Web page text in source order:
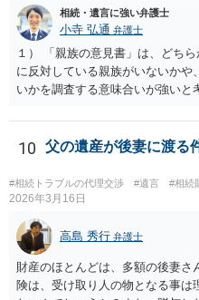
捺印する前に、相談者様も別の弁
もいいと思います。 ⑵振込先が弁
護士の預り口座を振込先とする
います。
相続・遺言に強い弁護士
小寺 弘通 弁護士
１） 「親族の意見書」は、どち
に反対している親族がいないかや
いかを調査する意味合いが強い
す。 ２） 場合によっては、介護
後見人から相談があることも考
くなりになった場合、相続人と
相続放棄されれば問題ありませ
もしれませんが、 関わりを持ち
見書にその旨を記載して提出し
としても、関わりを拒否している
は低いと考えられます。 以上、ご
10 父の遺産が後妻に渡る
#相続トラブルの代理交渉 #遺言 #相続
2026年3月16日
高島 秀行 弁護士
財産のほとんどは、多額の後妻さ
険は、受け取り人の物となる事は